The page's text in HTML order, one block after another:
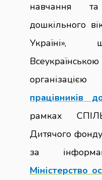
навчання
дошкільного
Україні»,
організацією
працівників
рамках
Дитячого
за
Міністерство